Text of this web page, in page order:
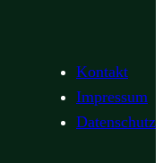
Kontakt
Impressum
Datenschutz